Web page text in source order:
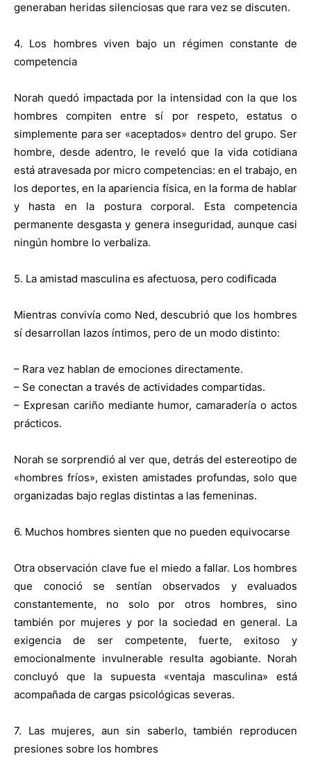
generaban heridas silenciosas que rara vez se discuten.
4. Los hombres viven bajo un régimen constante de
competencia
Norah quedó impactada por la intensidad con la que los
hombres compiten entre sí por respeto, estatus o
simplemente para ser «aceptados» dentro del grupo. Ser
hombre, desde adentro, le reveló que la vida cotidiana
está atravesada por micro competencias: en el trabajo, en
los deportes, en la apariencia física, en la forma de hablar
y hasta en la postura corporal. Esta competencia
permanente desgasta y genera inseguridad, aunque casi
ningún hombre lo verbaliza.
5. La amistad masculina es afectuosa, pero codificada
Mientras convivía como Ned, descubrió que los hombres
sí desarrollan lazos íntimos, pero de un modo distinto:
– Rara vez hablan de emociones directamente.
– Se conectan a través de actividades compartidas.
– Expresan cariño mediante humor, camaradería o actos
prácticos.
Norah se sorprendió al ver que, detrás del estereotipo de
«hombres fríos», existen amistades profundas, solo que
organizadas bajo reglas distintas a las femeninas.
6. Muchos hombres sienten que no pueden equivocarse
Otra observación clave fue el miedo a fallar. Los hombres
que conoció se sentían observados y evaluados
constantemente, no solo por otros hombres, sino
también por mujeres y por la sociedad en general. La
exigencia de ser competente, fuerte, exitoso y
emocionalmente invulnerable resulta agobiante. Norah
concluyó que la supuesta «ventaja masculina» está
acompañada de cargas psicológicas severas.
7. Las mujeres, aun sin saberlo, también reproducen
presiones sobre los hombres